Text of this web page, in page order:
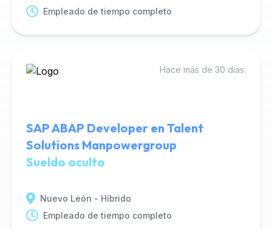
Empleado de tiempo completo
Hace más de 30 días.
SAP ABAP Developer en Talent
Solutions Manpowergroup
Sueldo oculto
Nuevo León - Híbrido
Empleado de tiempo completo